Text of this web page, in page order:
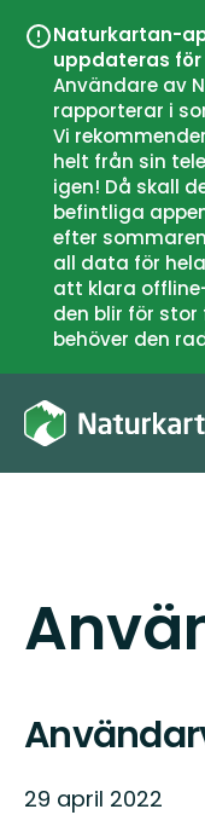
Naturkartan-
uppdateras
Användare av
rapporterar i
Vi
helt från sin
igen! Då skall
befintliga
efter
all data för
att klara
den blir för
behöver den
29 april 2022